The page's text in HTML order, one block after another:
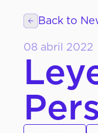
Back to
08 abril 2022